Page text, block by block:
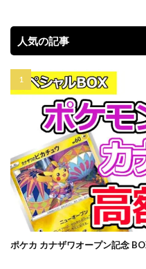
人気の記事
ポケカ カナザワオープン記念
イーブイズセット
イ
ウィッチクラフト
ウルトラレア SPECIAL
オススメスリーブ
オ
オススメ遊戯王カード
オリパ販売
オーバー
カオス・ソルジャー
カミツレ
カメックス
キバナ
クレイバース
コラボウォッチ
コラ